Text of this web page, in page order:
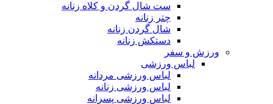
ست شال گردن و کلاه زنانه
چتر زنانه
شال گردن زنانه
دستکش زنانه
ورزش و سفر
لباس ورزشی
لباس ورزشی مردانه
لباس ورزشی زنانه
لباس ورزشی پسرانه